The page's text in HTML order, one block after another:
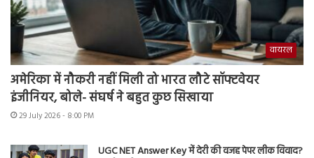
वायरल
अमेरिका में नौकरी नहीं मिली तो भारत लौटे सॉफ्टवेयर
इंजीनियर, बोले- संघर्ष ने बहुत कुछ सिखाया
29 July 2026 - 8:00 PM
UGC NET Answer Key में देरी की वजह पेपर लीक विवाद?